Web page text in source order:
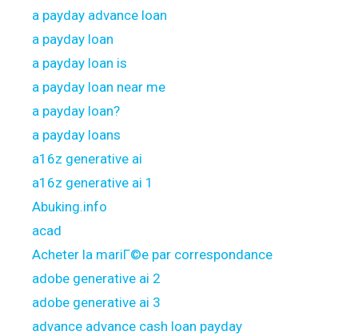
a payday advance loan
a payday loan
a payday loan is
a payday loan near me
a payday loan?
a payday loans
a16z generative ai
a16z generative ai 1
Abuking.info
acad
Acheter la mariГ©e par correspondance
adobe generative ai 2
adobe generative ai 3
advance advance cash loan payday